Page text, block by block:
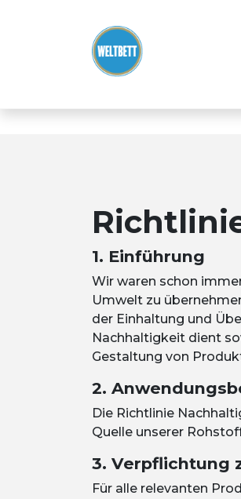
1. Einführung
Wir waren schon
Umwelt zu
der Einhaltung und
Nachhaltigkeit dient
Gestaltung von
2.
Die Richtlinie
Quelle unserer
3. Verpflichtung
Für alle relevanten